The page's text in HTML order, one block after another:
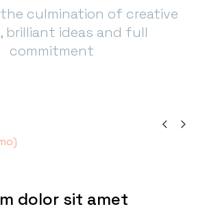
the culmination of creative
brilliant ideas and full
commitment
 
dolor sit amet